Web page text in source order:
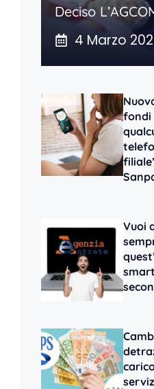
Deciso
4 Marzo
fondi
Vuoi